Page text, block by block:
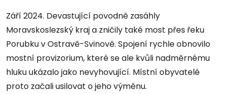
Září 2024. Devastující povodně zasáhly
Moravskoslezský kraj a zničily také most přes řeku
Porubku v Ostravě-Svinově. Spojení rychle obnovilo
mostní provizorium, které se ale kvůli nadměrnému
hluku ukázalo jako nevyhovující. Místní obyvatelé
proto začali usilovat o jeho výměnu.